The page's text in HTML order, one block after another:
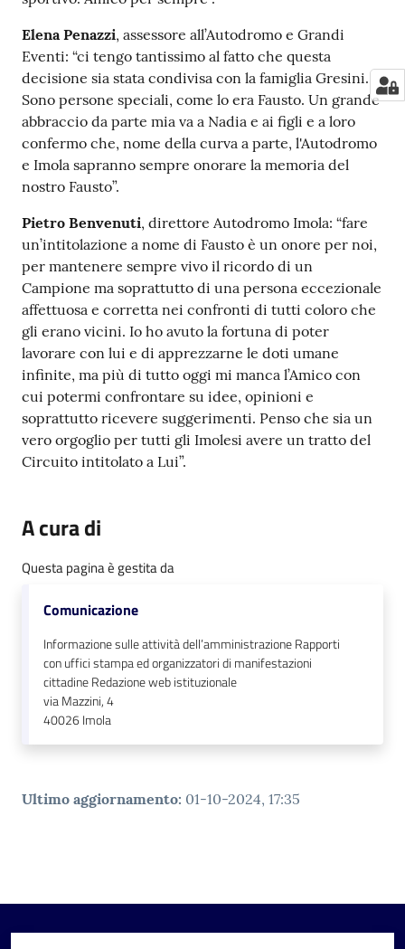
Elena Penazzi, assessore all’Autodromo e Grandi
Eventi: “ci tengo tantissimo al fatto che questa
decisione sia stata condivisa con la famiglia Gresini.
Sono persone speciali, come lo era Fausto. Un grande
abbraccio da parte mia va a Nadia e ai figli e a loro
confermo che, nome della curva a parte, l'Autodromo
e Imola sapranno sempre onorare la memoria del
nostro Fausto”.
Pietro Benvenuti, direttore Autodromo Imola: “fare
un’intitolazione a nome di Fausto è un onore per noi,
per mantenere sempre vivo il ricordo di un
Campione ma soprattutto di una persona eccezionale
affettuosa e corretta nei confronti di tutti coloro che
gli erano vicini. Io ho avuto la fortuna di poter
lavorare con lui e di apprezzarne le doti umane
infinite, ma più di tutto oggi mi manca l’Amico con
cui potermi confrontare su idee, opinioni e
soprattutto ricevere suggerimenti. Penso che sia un
vero orgoglio per tutti gli Imolesi avere un tratto del
Circuito intitolato a Lui”.
A cura di
Questa pagina è gestita da
Comunicazione
Informazione sulle attività dell’amministrazione Rapporti
con uffici stampa ed organizzatori di manifestazioni
cittadine Redazione web istituzionale
via Mazzini, 4
40026Imola
Ultimo aggiornamento: 01-10-2024, 17:35